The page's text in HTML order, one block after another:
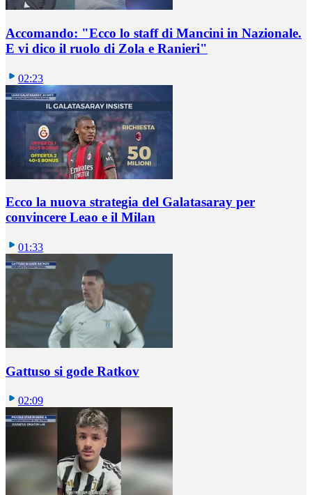
Accomando: "Ecco lo staff di Mancini in Nazionale.
E vi dico il ruolo di Zola e Ranieri"
02:23
Ecco la nuova strategia del Galatasaray per
convincere Leao e il Milan
01:33
Gattuso si gode Ratkov
02:09